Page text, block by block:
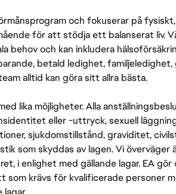
och fokuserar på
för att stödja ett balanserat liv.
behov och kan inkludera
betald ledighet,
alltid kan göra sitt allra bästa.
lika möjligheter. Alla
eller -uttryck, sexuell
sjukdomstillstånd, graviditet,
som skyddas av lagen. Vi överväger
i enlighet med gällande lagar. EA gör
krävs för kvalificerade personer